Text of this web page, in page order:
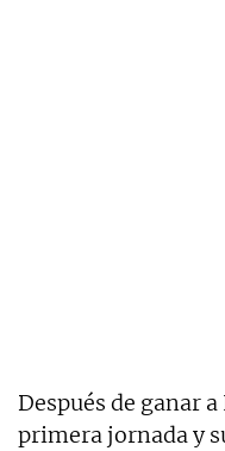
Después de ganar
primera jornada y